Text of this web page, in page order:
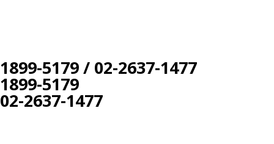
1899-5179 / 02-2637-1477
1899-5179
02-2637-1477